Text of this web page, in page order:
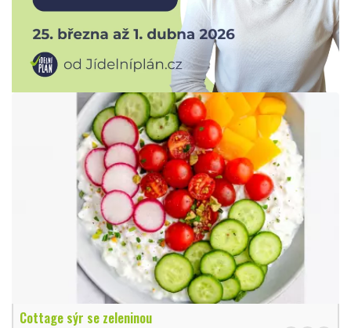
Cottage sýr se zeleninou